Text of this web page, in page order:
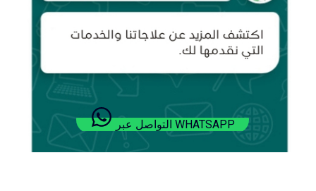
التواصل عبر WHATSAPP